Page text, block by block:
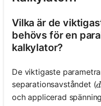
Vilka är de
behövs för en
kalkylator?
De viktigaste
separationsavståndet (d
och applicerad